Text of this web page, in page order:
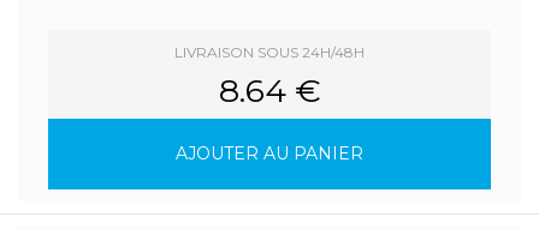
LIVRAISON SOUS 24H/48H
8.64 €
AJOUTER AU PANIER